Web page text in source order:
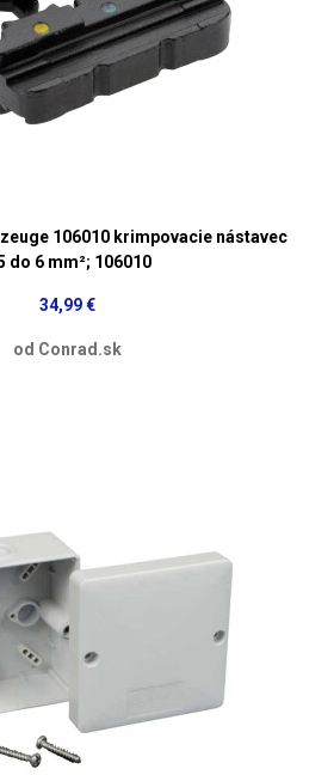
106010 krimpovacie nástavec
do 6 mm²; 106010
34,99 €
od Conrad.sk